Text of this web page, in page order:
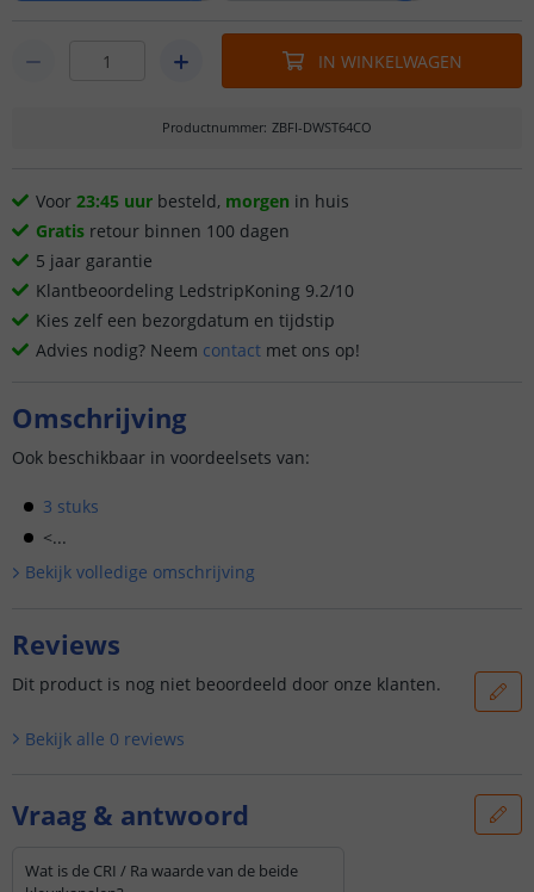
IN WINKELWAGEN
Productnummer: ZBFI-DWST64CO
Voor 23:45 uur besteld, morgen in huis
Gratis retour binnen 100 dagen
5 jaar garantie
Klantbeoordeling LedstripKoning 9.2/10
Kies zelf een bezorgdatum en tijdstip
Advies nodig? Neem contact met ons op!
Omschrijving
Ook beschikbaar in voordeelsets van:
3 stuks
<...
Bekijk volledige omschrijving
Reviews
Dit product is nog niet beoordeeld door onze klanten.
Bekijk alle 0 reviews
Vraag & antwoord
Wat is de CRI / Ra waarde van de beide